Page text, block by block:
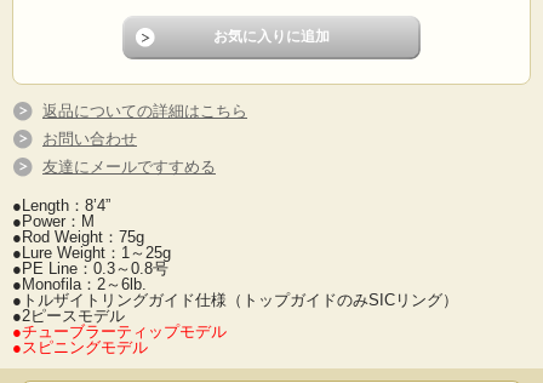
返品についての詳細はこちら
お問い合わせ
友達にメールですすめる
●Length：8’4”
●Power：M
●Rod Weight：75g
●Lure Weight：1～25g
●PE Line：0.3～0.8号
●Monofila：2～6lb.
●トルザイトリングガイド仕様（トップガイドのみSICリング）
●2ピースモデル
●チューブラーティップモデル
●スピニングモデル